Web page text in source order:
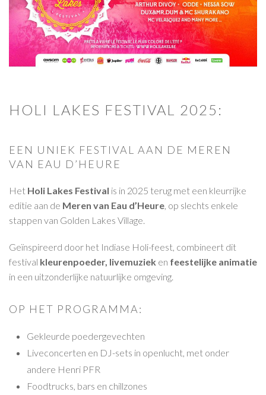
HOLI LAKES FESTIVAL 2025:
EEN UNIEK FESTIVAL AAN DE MEREN
VAN EAU D’HEURE
Het Holi Lakes Festival is in 2025 terug met een kleurrijke
editie aan de Meren van Eau d’Heure, op slechts enkele
stappen van Golden Lakes Village.
Geïnspireerd door het Indiase Holi-feest, combineert dit
festival kleurenpoeder, livemuziek en feestelijke animatie
in een uitzonderlijke natuurlijke omgeving.
OP HET PROGRAMMA:
Gekleurde poedergevechten
Liveconcerten en DJ-sets in openlucht, met onder
andere Henri PFR
Foodtrucks, bars en chillzones